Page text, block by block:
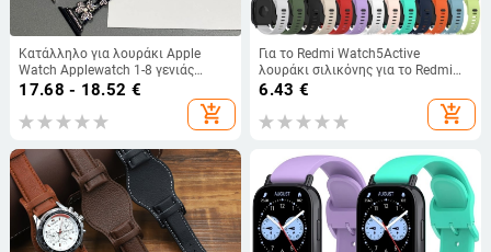
Κατάλληλο για λουράκι Apple
Watch Applewatch 1-8 γενιάς
iWatch Clover Diamond Full
17.68 - 18.52 €
add_shopping_cart
Για το Redmi Watch5Active
λουράκι σιλικόνης για το Redmi
Watch5 Lite, το Redmi 5 Youth
6.43 €
add_shopping_cart